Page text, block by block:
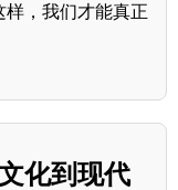
，我们才能真正
化到现代